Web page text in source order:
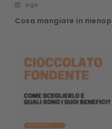
ago
Cosa mangiare in